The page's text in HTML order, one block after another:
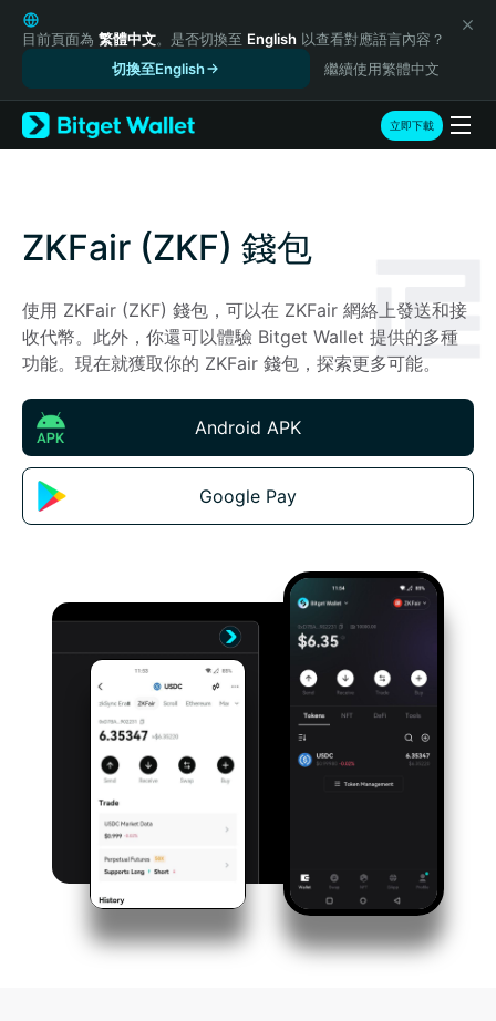
English
日本語
Русский
Español (Latinoamérica)
Türkçe
简体中文
Português (Portugal)
Bahasa Indonesia
ภาษาไทย
বাংলা
Español
Português (Brasil)
Español (Argentina)
目前頁面為 繁體中文。是否切換至 English 以查看對應語言內容？
切換至English
繼續使用繁體中文
立即下載
ZKFair (ZKF) 錢包
使用 ZKFair (ZKF) 錢包，可以在 ZKFair 網絡上發送和接
收代幣。此外，你還可以體驗 Bitget Wallet 提供的多種
功能。現在就獲取你的 ZKFair 錢包，探索更多可能。
Android APK
Google Pay